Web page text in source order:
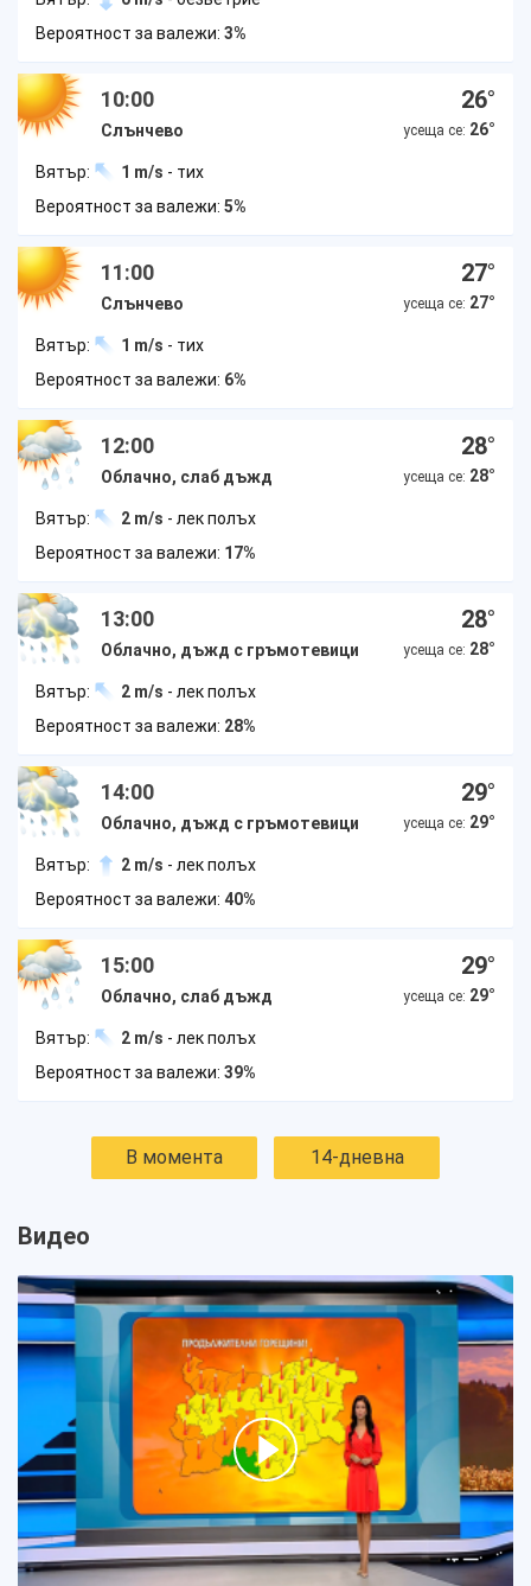
Вероятност за валежи: 3%
10:00
Слънчево
26°
усеща се: 26°
Вятър: 1 m/s - тих
Вероятност за валежи: 5%
11:00
Слънчево
27°
усеща се: 27°
Вятър: 1 m/s - тих
Вероятност за валежи: 6%
12:00
Облачно, слаб дъжд
28°
усеща се: 28°
Вятър: 2 m/s - лек полъх
Вероятност за валежи: 17%
13:00
Облачно, дъжд с гръмотевици
28°
усеща се: 28°
Вятър: 2 m/s - лек полъх
Вероятност за валежи: 28%
14:00
Облачно, дъжд с гръмотевици
29°
усеща се: 29°
Вятър: 2 m/s - лек полъх
Вероятност за валежи: 40%
15:00
Облачно, слаб дъжд
29°
усеща се: 29°
Вятър: 2 m/s - лек полъх
Вероятност за валежи: 39%
В момента 14-дневна
Видео